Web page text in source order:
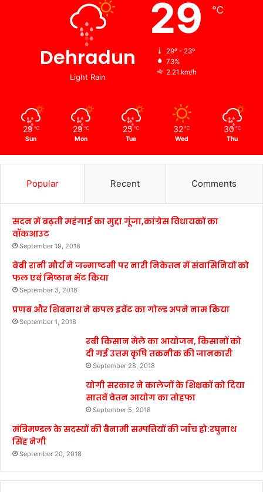
Dehradun
Light Rain
29 ℃
29º - 23º
73%
2.21 km/h
29 ℃
Sun
29 ℃
Mon
25 ℃
Tue
32 ℃
Wed
30 ℃
Thu
Popular Recent Comments
सदन में बढ़ती महंगाई का मुद्दा गूंजा,कांग्रेस विधायकों का
वॉकआउट
September 19, 2018
बेबी रानी मौर्य ने जन्माष्टमी पर नारी निकेतन में संवासिनियों को
फल एवं मिष्ठान भेंट किया
September 3, 2018
प्रणब और शिबनाथ ने कपल इवेंट का गोल्ड अपने नाम किया
September 1, 2018
रबी किसान मेले का आयोजन, किसानों को
दी गई उत्तम कृषि तकनीक की जानकारी
September 28, 2018
योगी सरकार ने कालेजों के शिक्षकों को दिया
सातवें वेतन आयोग का तोहफा
September 5, 2018
मंत्रिमण्डल के सदस्यों की बैनामी सम्पत्तियों की जाँच हो:रघुनाथ
सिंह नेगी
September 20, 2018